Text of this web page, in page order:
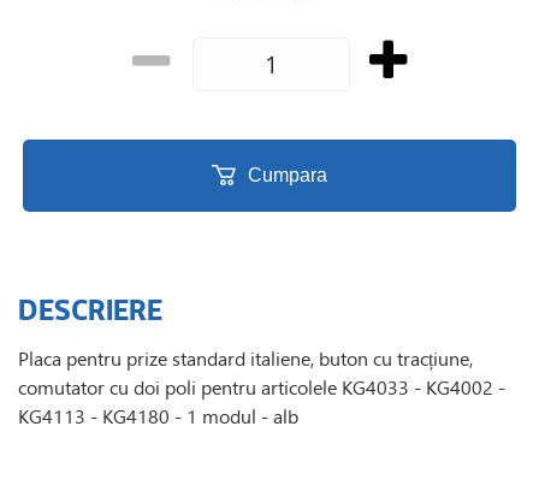
Cumpara
DESCRIERE
Placa pentru prize standard italiene, buton cu tracțiune,
comutator cu doi poli pentru articolele KG4033 - KG4002 -
KG4113 - KG4180 - 1 modul - alb